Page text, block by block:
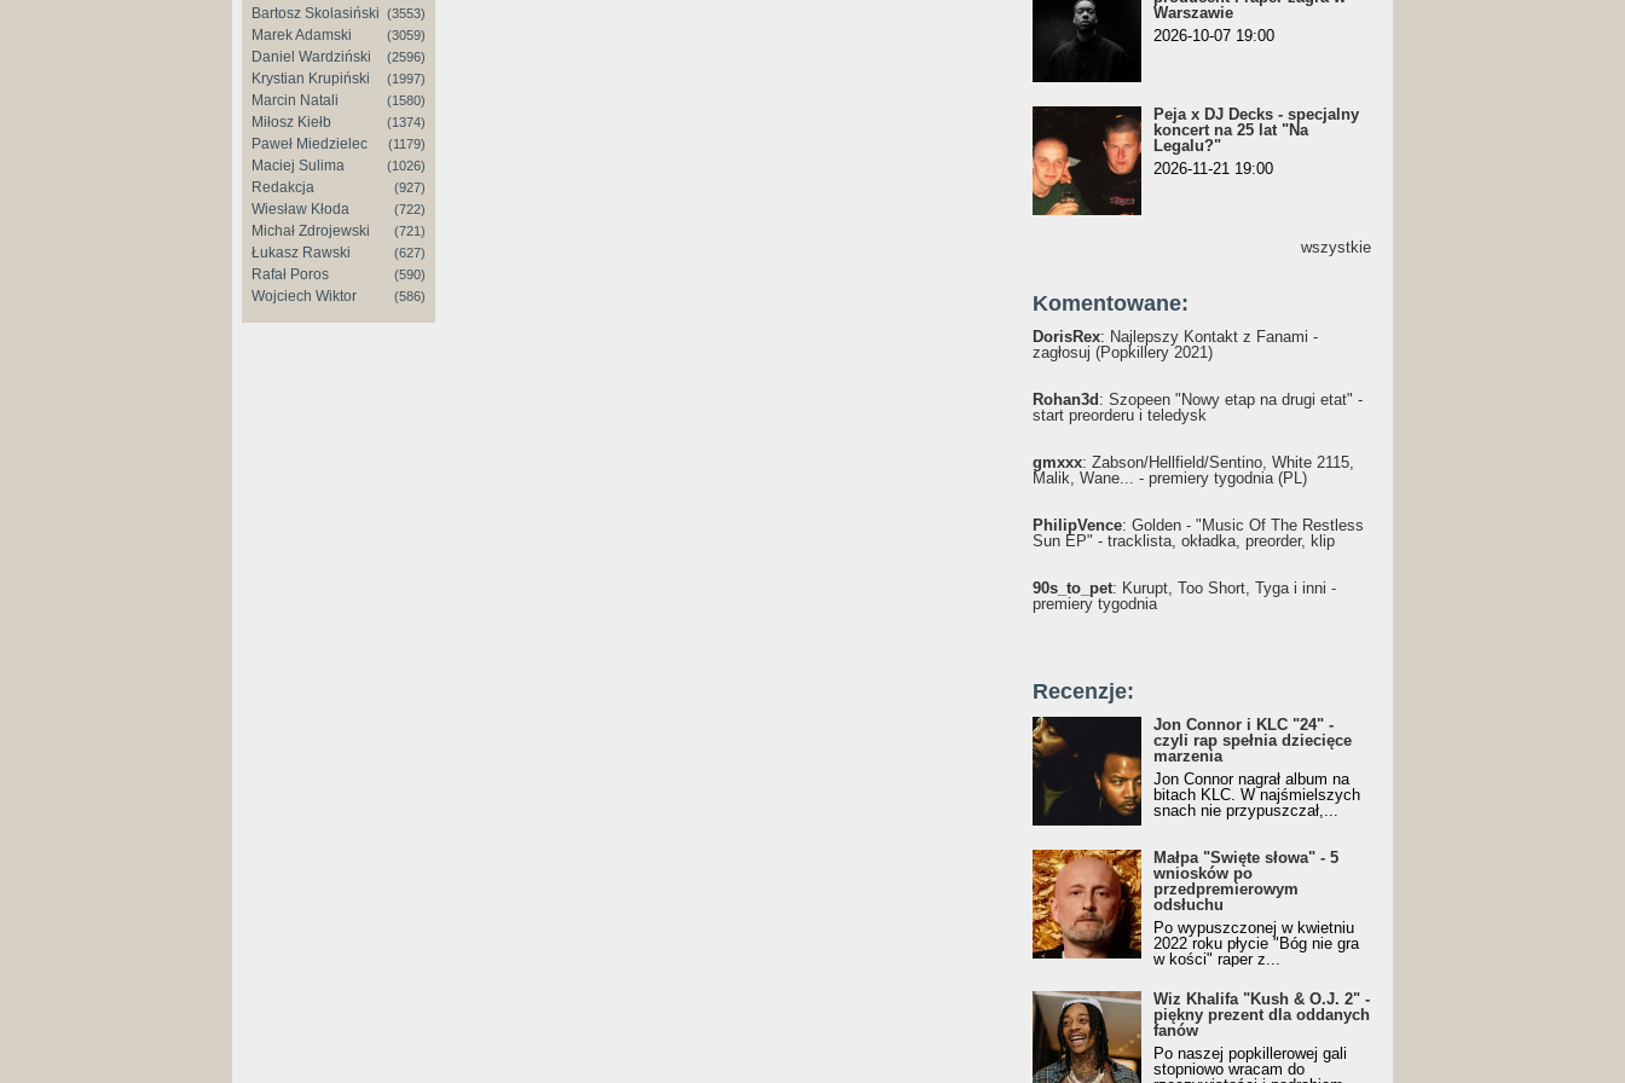
Bartosz Skolasiński (3553)
Marek Adamski (3059)
Daniel Wardziński (2596)
Krystian Krupiński (1997)
Marcin Natali (1580)
Miłosz Kiełb (1374)
Paweł Miedzielec (1179)
Maciej Sulima (1026)
Redakcja (927)
Wiesław Kłoda (722)
Michał Zdrojewski (721)
Łukasz Rawski (627)
Rafał Poros (590)
Wojciech Wiktor (586)
Warszawie
2026-10-07 19:00
Peja x DJ Decks - specjalny
koncert na 25 lat "Na
Legalu?"
2026-11-21 19:00
wszystkie
Komentowane:
DorisRex: Najlepszy Kontakt z Fanami -
zagłosuj (Popkillery 2021)
Rohan3d : Szopeen "Nowy etap na drugi etat" -
start preorderu i teledysk
gmxxx: Żabson/Hellfield/Sentino, White 2115,
Malik, Wane... - premiery tygodnia (PL)
PhilipVence: Golden - "Music Of The Restless
Sun EP" - tracklista, okładka, preorder, klip
90s_to_pet: Kurupt, Too Short, Tyga i inni -
premiery tygodnia
Recenzje:
Jon Connor i KLC "24" -
czyli rap spełnia dziecięce
marzenia
Jon Connor nagrał album na
bitach KLC. W najśmielszych
snach nie przypuszczał,...
Małpa "Święte słowa" - 5
wniosków po
przedpremierowym
odsłuchu
Po wypuszczonej w kwietniu
2022 roku płycie "Bóg nie gra
w kości" raper z...
Wiz Khalifa "Kush & O.J. 2" -
piękny prezent dla oddanych
fanów
Po naszej popkillerowej gali
stopniowo wracam do